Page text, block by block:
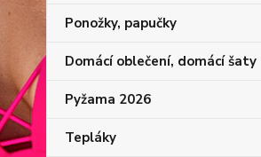
Ponožky, papučky
Domácí oblečení, domácí šaty
Pyžama 2026
Tepláky